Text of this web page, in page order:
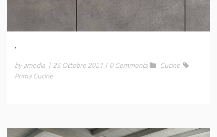
.
by amedia | 25 Ottobre 2021 | 0 Comments
Cucine
Prima Cucine